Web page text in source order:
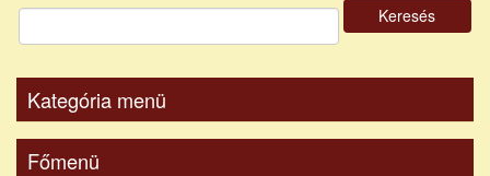
Keresés
Kategória menü
Főmenü